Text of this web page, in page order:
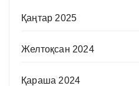
Қаңтар 2025
Желтоқсан 2024
Қараша 2024